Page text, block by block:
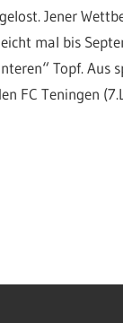
Jener
mal bis
Topf.
FC Teningen